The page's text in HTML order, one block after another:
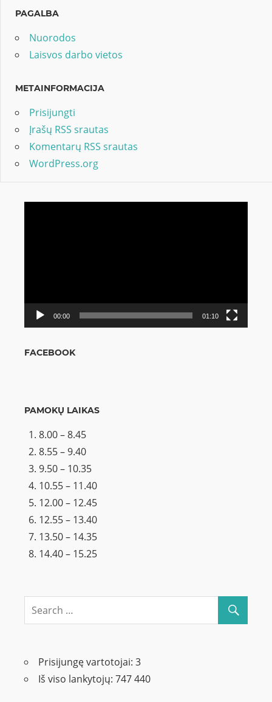
PAGALBA
Nuorodos
Laisvos darbo vietos
METAINFORMACIJA
Prisijungti
Įrašų RSS srautas
Komentarų RSS srautas
WordPress.org
00:00 01:10
FACEBOOK
PAMOKŲ LAIKAS
8.00 – 8.45
8.55 – 9.40
9.50 – 10.35
10.55 – 11.40
12.00 – 12.45
12.55 – 13.40
13.50 – 14.35
14.40 – 15.25
Prisijungę vartotojai: 3
Iš viso lankytojų: 747 440